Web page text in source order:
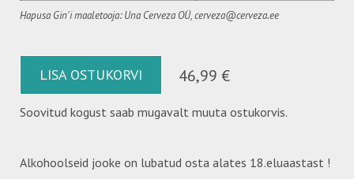
Hapusa Gin'i maaletooja: Una Cerveza OÜ, cerveza@cerveza.ee
LISA OSTUKORVI 46,99 €
Soovitud kogust saab mugavalt muuta ostukorvis.
Alkohoolseid jooke on lubatud osta alates 18.eluaastast !